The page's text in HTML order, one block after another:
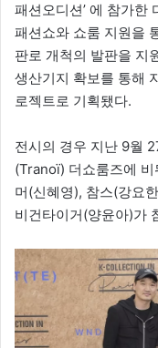
패션오디션’ 에 참가한
패션쇼와 쇼룸 지원을
판로 개척의 발판을 지
생산기지 확보를 통해
로젝트로 기획됐다.
전시의 경우 지난 9월
(Tranoï) 더쇼룸즈에
머(신혜영), 참스(강요
비건타이거(양윤아)가